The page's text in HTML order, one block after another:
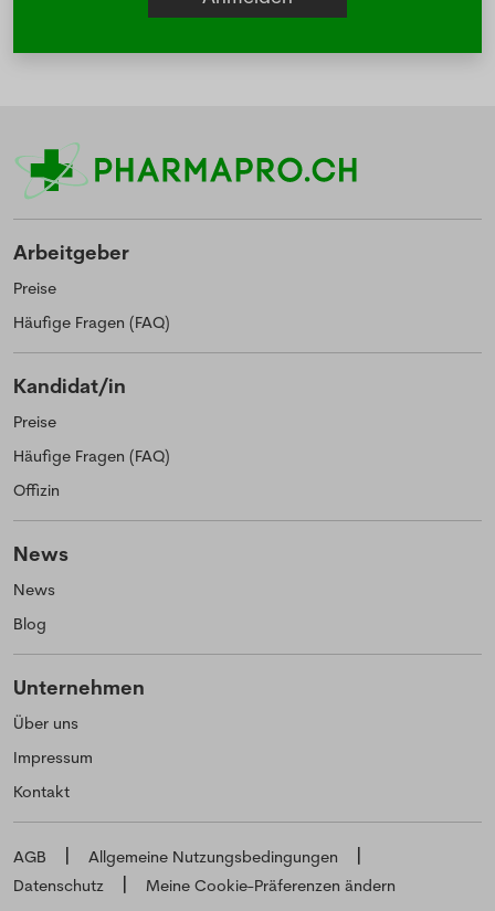
Arbeitgeber
Preise
Häufige Fragen (FAQ)
Kandidat/in
Preise
Häufige Fragen (FAQ)
Offizin
News
News
Blog
Unternehmen
Über uns
Impressum
Kontakt
AGB
Allgemeine Nutzungsbedingungen
Datenschutz
Meine Cookie-Präferenzen ändern